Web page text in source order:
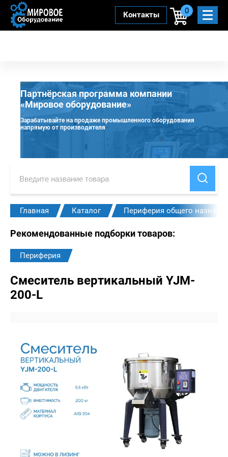
Контакты 0
Партнёрская программа компании
«Мировое оборудование»
Зарабатывайте на продаже промышленного оборудования
напрямую от производителя
Главная Каталог Периферия общего
Рекомендованные подборки товаров:
Периферия
Смеситель вертикальный YJM-
200-L